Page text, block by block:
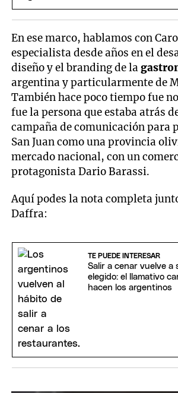
En ese marco, hablamos con
especialista desde años en el
diseño y el branding de la
argentina y particularmente de
También hace poco tiempo fue
fue la persona que estaba atrás
campaña de comunicación para
San Juan como una provincia
mercado nacional, con un
protagonista Dario Barassi.
Aquí podes la nota completa
Daffra:
TE PUEDE INTERESAR
Salir a cenar vuelve a
elegido: el llamativo
hacen los argentinos